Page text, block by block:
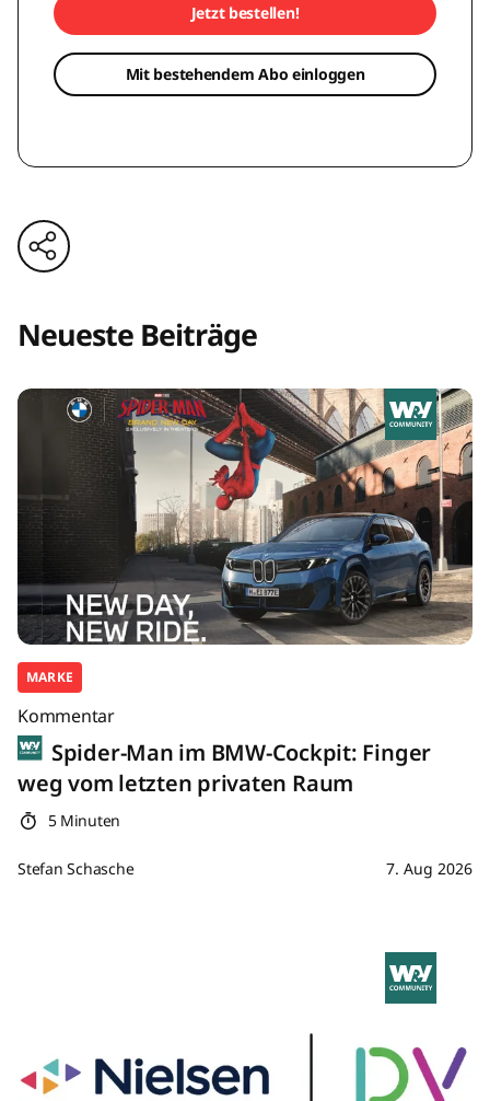
Jetzt bestellen!
Mit bestehendem Abo einloggen
Neueste Beiträge
MARKE
Kommentar
Spider-Man im BMW-Cockpit: Finger
weg vom letzten privaten Raum
5 Minuten
Stefan Schasche 7. Aug 2026